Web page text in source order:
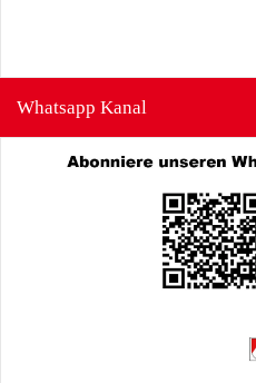
Whatsapp Kanal